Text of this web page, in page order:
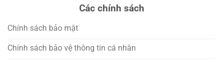
Các chính sách
Chính sách bảo mật
Chính sách bảo vệ thông tin cá nhân